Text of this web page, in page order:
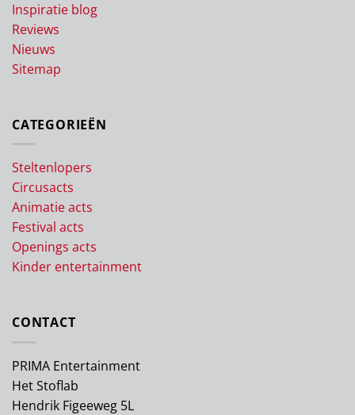
Inspiratie blog
Reviews
Nieuws
Sitemap
CATEGORIEËN
Steltenlopers
Circusacts
Animatie acts
Festival acts
Openings acts
Kinder entertainment
CONTACT
PRIMA Entertainment
Het Stoflab
Hendrik Figeeweg 5L